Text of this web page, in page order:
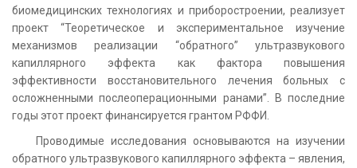
биомедицинских технологиях и приборостроении, реализует
проект “Теоретическое и экспериментальное изучение
механизмов реализации “обратного” ультразвукового
капиллярного эффекта как фактора повышения
эффективности восстановительного лечения больных с
осложненными послеоперационными ранами”. В последние
годы этот проект финансируется грантом РФФИ.
Проводимые исследования основываются на изучении
обратного ультразвукового капиллярного эффекта – явления,